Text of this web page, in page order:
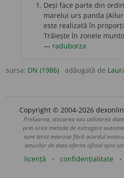
Deși face parte din
marelui urs panda
este realizată în
Trăiește în zonele
— raduborza
sursa: DN (1986) adăugată de
Copyright © 2004-2026
Preluarea, stocarea sau utilizarea
prin orice metode de extragere
sunt strict interzise fără acordul
seturilor de date oferite oficial spre
licență confidențialitate